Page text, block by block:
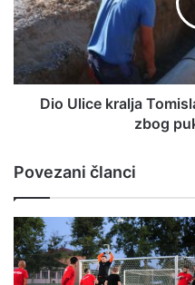
Dio Ulice kralja
zbog
Povezani članci